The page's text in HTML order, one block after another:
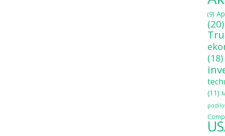
(9)
(20)
(18)
(11)